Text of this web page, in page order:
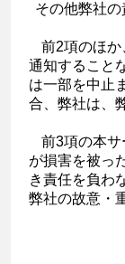
（9）その他弊
3．前2項の
通知すること
は一部を中止
合、弊社は、
4．前3項の
が損害を被っ
き責任を負わ
弊社の故意・